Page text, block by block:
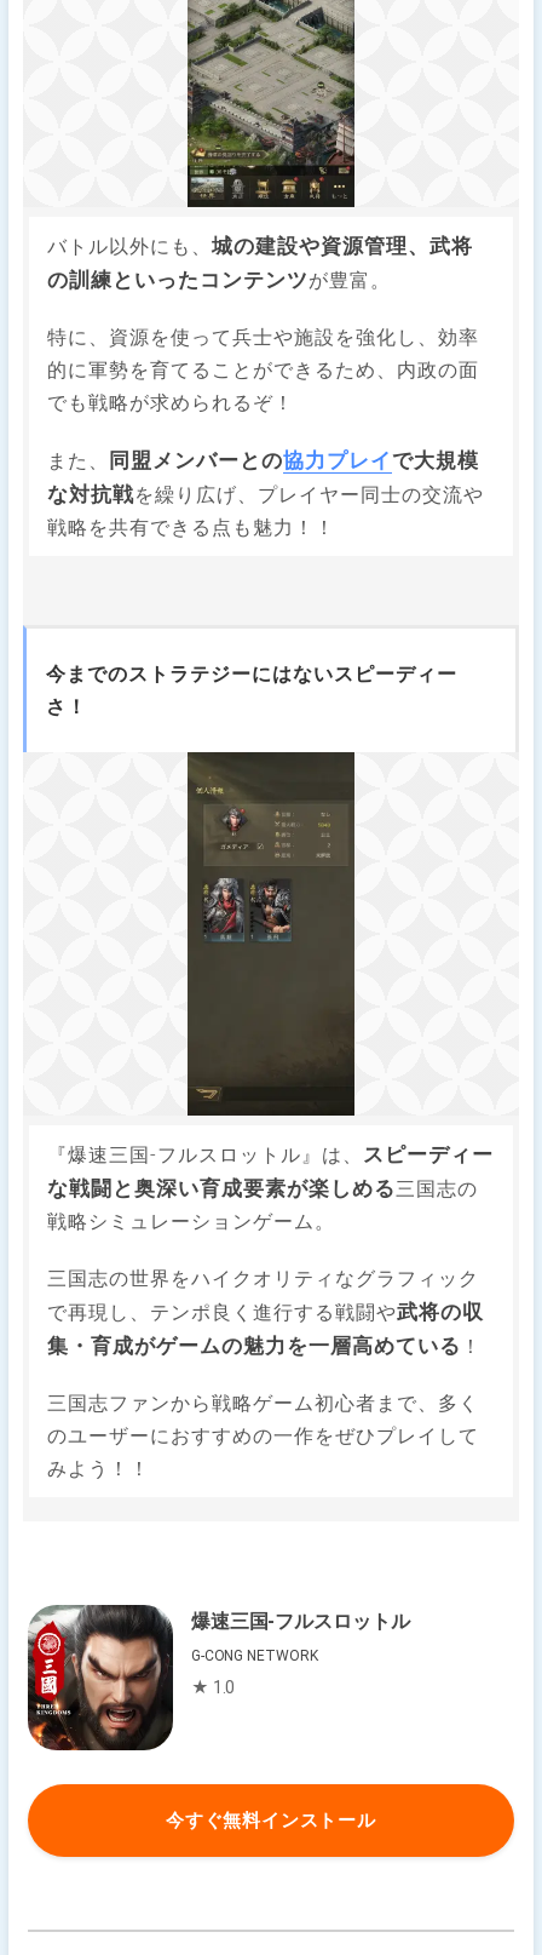
バトル以外にも、城の建設や資源管理、武将
の訓練といったコンテンツが豊富。
特に、資源を使って兵士や施設を強化し、効率
的に軍勢を育てることができるため、内政の面
でも戦略が求められるぞ！
また、 同盟メンバーとの協力プレイで大規模
な対抗戦を繰り広げ、プレイヤー同士の交流や
戦略を共有できる点も魅力！！
今までのストラテジーにはないスピーディー
さ！
『爆速三国-フルスロットル』は、 スピーディー
な戦闘と奥深い育成要素が楽しめる三国志の
戦略シミュレーションゲーム。
三国志の世界をハイクオリティなグラフィック
で再現し、テンポ良く進行する戦闘や武将の収
集・育成がゲームの魅力を一層高めている ！
三国志ファンから戦略ゲーム初心者まで、多く
のユーザーにおすすめの一作をぜひプレイして
みよう！！
爆速三国-フルスロットル
G-CONG NETWORK
★ 1.0
今すぐ無料インストール